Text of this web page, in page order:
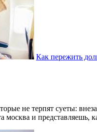
Как пережить
не терпят суеты:
москва и представляешь,